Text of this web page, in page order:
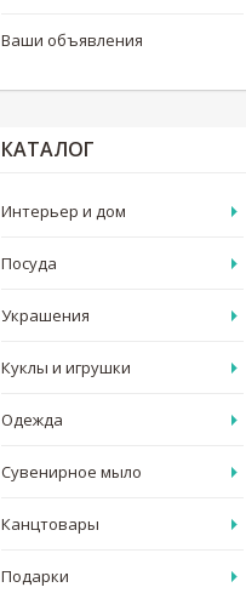
Ваши объявления
КАТАЛОГ
Интерьер и дом
Посуда
Украшения
Куклы и игрушки
Одежда
Сувенирное мыло
Канцтовары
Подарки